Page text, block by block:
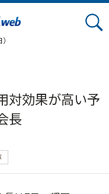
対効果が高い予
長